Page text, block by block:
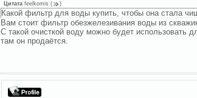
Цитата feelkomis ( )
Какой фильтр для воды купить, чтобы она стала
Вам стоит фильтр обезжелезивания воды из
С такой очисткой воду можно будет использовать
там он продаётся.